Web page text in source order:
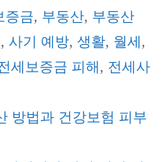
증금, 부동산, 부동산
, 사기 예방, 생활, 월세,
세보증금 피해, 전세사
방법과 건강보험 피부